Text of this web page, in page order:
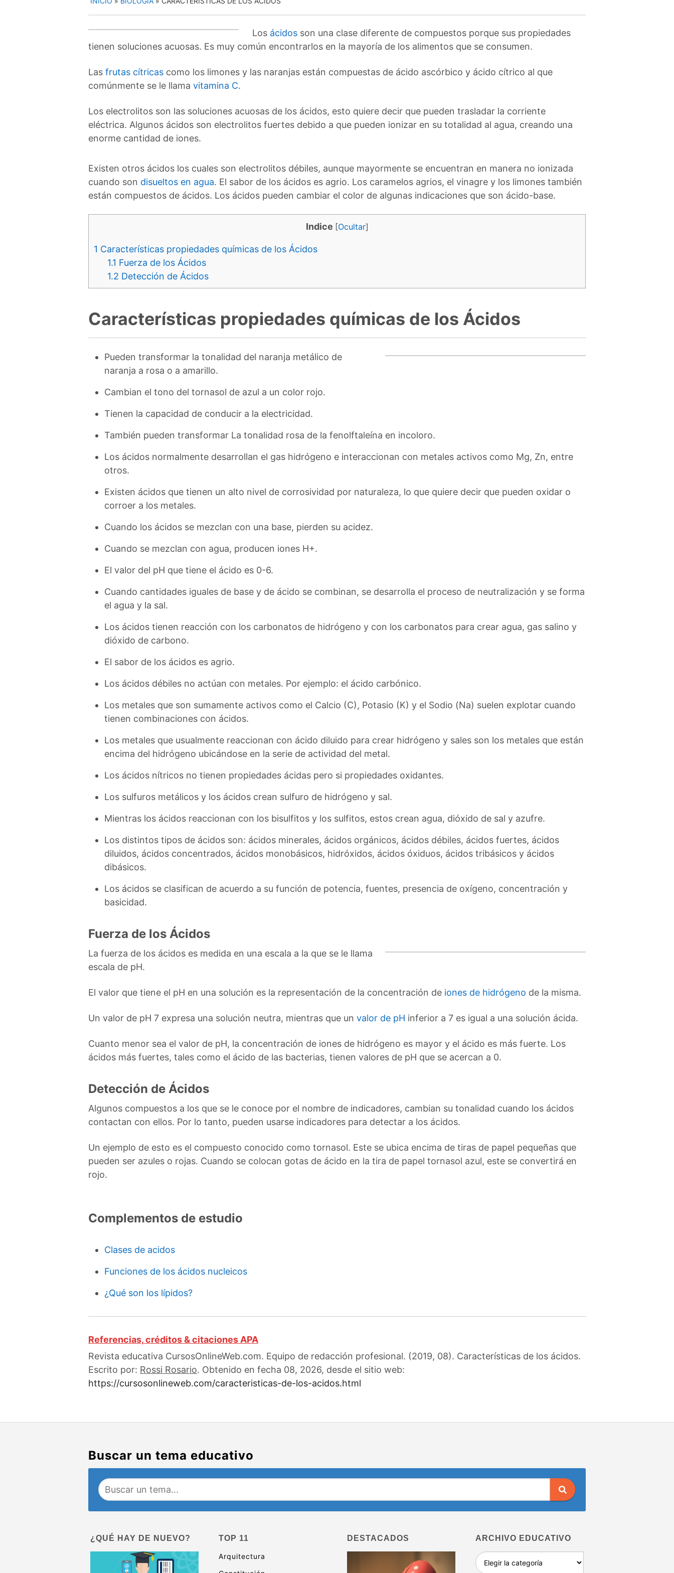
Los ácidos son una clase diferente de compuestos porque sus propiedades
tienen soluciones acuosas. Es muy común encontrarlos en la mayoría de los alimentos que se consumen.
Las frutas cítricas como los limones y las naranjas están compuestas de ácido ascórbico y ácido cítrico al que
comúnmente se le llama vitamina C.
Los electrolitos son las soluciones acuosas de los ácidos, esto quiere decir que pueden trasladar la corriente
eléctrica. Algunos ácidos son electrolitos fuertes debido a que pueden ionizar en su totalidad al agua, creando una
enorme cantidad de iones.
Existen otros ácidos los cuales son electrolitos débiles, aunque mayormente se encuentran en manera no ionizada
cuando son disueltos en agua. El sabor de los ácidos es agrio. Los caramelos agrios, el vinagre y los limones también
están compuestos de ácidos. Los ácidos pueden cambiar el color de algunas indicaciones que son ácido-base.
Indice [Ocultar]
1 Características propiedades químicas de los Ácidos
1.1 Fuerza de los Ácidos
1.2 Detección de Ácidos
Características propiedades químicas de los Ácidos
Pueden transformar la tonalidad del naranja metálico de
naranja a rosa o a amarillo.
Cambian el tono del tornasol de azul a un color rojo.
Tienen la capacidad de conducir a la electricidad.
También pueden transformar La tonalidad rosa de la fenolftaleína en incoloro.
Los ácidos normalmente desarrollan el gas hidrógeno e interaccionan con metales activos como Mg, Zn, entre
otros.
Existen ácidos que tienen un alto nivel de corrosividad por naturaleza, lo que quiere decir que pueden oxidar o
corroer a los metales.
Cuando los ácidos se mezclan con una base, pierden su acidez.
Cuando se mezclan con agua, producen iones H+.
El valor del pH que tiene el ácido es 0-6.
Cuando cantidades iguales de base y de ácido se combinan, se desarrolla el proceso de neutralización y se forma
el agua y la sal.
Los ácidos tienen reacción con los carbonatos de hidrógeno y con los carbonatos para crear agua, gas salino y
dióxido de carbono.
El sabor de los ácidos es agrio.
Los ácidos débiles no actúan con metales. Por ejemplo: el ácido carbónico.
Los metales que son sumamente activos como el Calcio (C), Potasio (K) y el Sodio (Na) suelen explotar cuando
tienen combinaciones con ácidos.
Los metales que usualmente reaccionan con ácido diluido para crear hidrógeno y sales son los metales que están
encima del hidrógeno ubicándose en la serie de actividad del metal.
Los ácidos nítricos no tienen propiedades ácidas pero si propiedades oxidantes.
Los sulfuros metálicos y los ácidos crean sulfuro de hidrógeno y sal.
Mientras los ácidos reaccionan con los bisulfitos y los sulfitos, estos crean agua, dióxido de sal y azufre.
Los distintos tipos de ácidos son: ácidos minerales, ácidos orgánicos, ácidos débiles, ácidos fuertes, ácidos
diluidos, ácidos concentrados, ácidos monobásicos, hidróxidos, ácidos óxiduos, ácidos tribásicos y ácidos
dibásicos.
Los ácidos se clasifican de acuerdo a su función de potencia, fuentes, presencia de oxígeno, concentración y
basicidad.
Fuerza de los Ácidos
La fuerza de los ácidos es medida en una escala a la que se le llama
escala de pH.
El valor que tiene el pH en una solución es la representación de la concentración de iones de hidrógeno de la misma.
Un valor de pH 7 expresa una solución neutra, mientras que un valor de pH inferior a 7 es igual a una solución ácida.
Cuanto menor sea el valor de pH, la concentración de iones de hidrógeno es mayor y el ácido es más fuerte. Los
ácidos más fuertes, tales como el ácido de las bacterias, tienen valores de pH que se acercan a 0.
Detección de Ácidos
Algunos compuestos a los que se le conoce por el nombre de indicadores, cambian su tonalidad cuando los ácidos
contactan con ellos. Por lo tanto, pueden usarse indicadores para detectar a los ácidos.
Un ejemplo de esto es el compuesto conocido como tornasol. Este se ubica encima de tiras de papel pequeñas que
pueden ser azules o rojas. Cuando se colocan gotas de ácido en la tira de papel tornasol azul, este se convertirá en
rojo.
Complementos de estudio
Clases de acidos
Funciones de los ácidos nucleicos
¿Qué son los lípidos?
Referencias, créditos & citaciones APA
Revista educativa CursosOnlineWeb.com. Equipo de redacción profesional. (2019, 08). Características de los ácidos.
Escrito por: Rossi Rosario. Obtenido en fecha 08, 2026, desde el sitio web:
https://cursosonlineweb.com/caracteristicas-de-los-acidos.html
Buscar un tema educativo
¿QUÉ HAY DE NUEVO? TOP 11
Arquitectura
DESTACADOS ARCHIVO EDUCATIVO
Archivo
educativo